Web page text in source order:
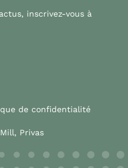
inscrivez-vous à
de confidentialité
Mill, Privas